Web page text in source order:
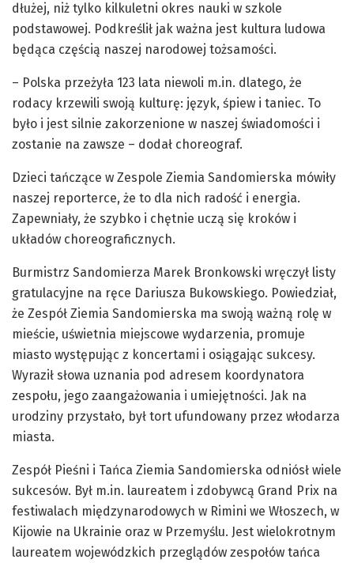
dłużej, niż tylko kilkuletni okres nauki w szkole
podstawowej. Podkreślił jak ważna jest kultura ludowa
będąca częścią naszej narodowej tożsamości.
– Polska przeżyła 123 lata niewoli m.in. dlatego, że
rodacy krzewili swoją kulturę: język, śpiew i taniec. To
było i jest silnie zakorzenione w naszej świadomości i
zostanie na zawsze – dodał choreograf.
Dzieci tańczące w Zespole Ziemia Sandomierska mówiły
naszej reporterce, że to dla nich radość i energia.
Zapewniały, że szybko i chętnie uczą się kroków i
układów choreograficznych.
Burmistrz Sandomierza Marek Bronkowski wręczył listy
gratulacyjne na ręce Dariusza Bukowskiego. Powiedział,
że Zespół Ziemia Sandomierska ma swoją ważną rolę w
mieście, uświetnia miejscowe wydarzenia, promuje
miasto występując z koncertami i osiągając sukcesy.
Wyraził słowa uznania pod adresem koordynatora
zespołu, jego zaangażowania i umiejętności. Jak na
urodziny przystało, był tort ufundowany przez włodarza
miasta.
Zespół Pieśni i Tańca Ziemia Sandomierska odniósł wiele
sukcesów. Był m.in. laureatem i zdobywcą Grand Prix na
festiwalach międzynarodowych w Rimini we Włoszech, w
Kijowie na Ukrainie oraz w Przemyślu. Jest wielokrotnym
laureatem wojewódzkich przeglądów zespołów tańca